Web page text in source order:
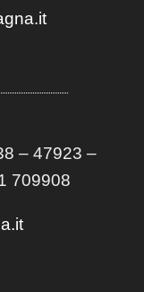
– 47923 –
709908